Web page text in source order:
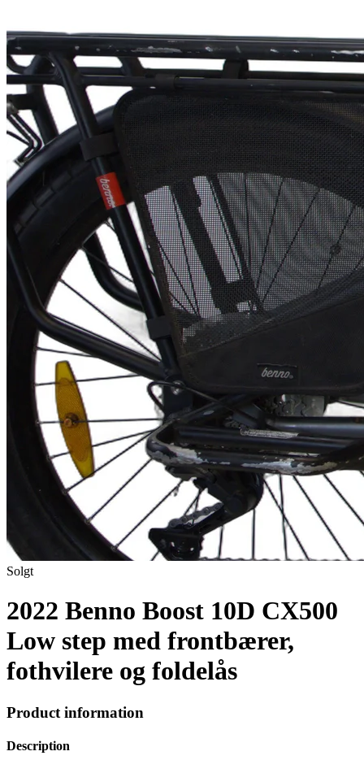
Solgt
2022 Benno Boost 10D CX500
Low step med frontbærer,
fothvilere og foldelås
Product information
Description